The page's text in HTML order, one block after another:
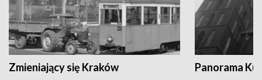
Zmieniający się Kraków Panorama